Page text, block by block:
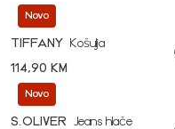
Novo
TIFFANY
Košulja
114,90 KM
Novo
S.OLIVER
Jeans hlače